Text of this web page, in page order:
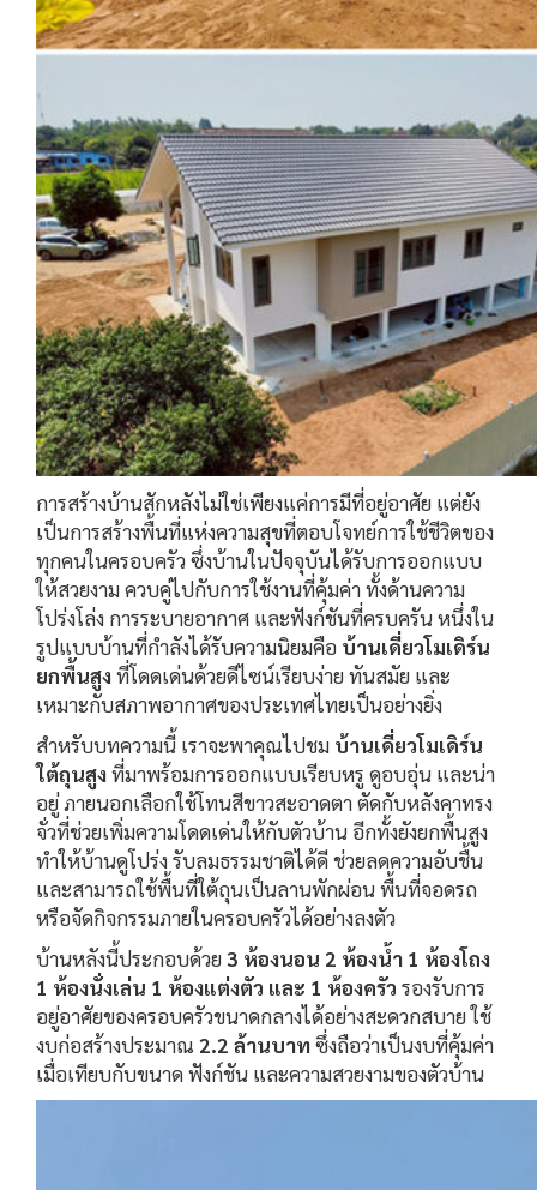
การสร้างบ้านสักหลังไม่ใช่เพียงแค่การมีที่อยู่อาศัย แต่ยัง
เป็นการสร้างพื้นที่แห่งความสุขที่ตอบโจทย์การใช้ชีวิตของ
ทุกคนในครอบครัว ซึ่งบ้านในปัจจุบันได้รับการออกแบบ
ให้สวยงาม ควบคู่ไปกับการใช้งานที่คุ้มค่า ทั้งด้านความ
โปร่งโล่ง การระบายอากาศ และฟังก์ชันที่ครบครัน หนึ่งใน
รูปแบบบ้านที่กำลังได้รับความนิยมคือ บ้านเดี่ยวโมเดิร์น
ยกพื้นสูงที่โดดเด่นด้วยดีไซน์เรียบง่าย ทันสมัย และ
เหมาะกับสภาพอากาศของประเทศไทยเป็นอย่างยิ่ง
สำหรับบทความนี้ เราจะพาคุณไปชม บ้านเดี่ยวโมเดิร์น
ใต้ถุนสูงที่มาพร้อมการออกแบบเรียบหรู ดูอบอุ่น และน่า
อยู่ ภายนอกเลือกใช้โทนสีขาวสะอาดตา ตัดกับหลังคาทรง
จั่วที่ช่วยเพิ่มความโดดเด่นให้กับตัวบ้าน อีกทั้งยังยกพื้นสูง
ทำให้บ้านดูโปร่ง รับลมธรรมชาติได้ดี ช่วยลดความอับชื้น
และสามารถใช้พื้นที่ใต้ถุนเป็นลานพักผ่อน พื้นที่จอดรถ
หรือจัดกิจกรรมภายในครอบครัวได้อย่างลงตัว
บ้านหลังนี้ประกอบด้วย 3 ห้องนอน 2 ห้องน้ำ 1 ห้องโถง
1 ห้องนั่งเล่น 1 ห้องแต่งตัว และ 1 ห้องครัว รองรับการ
อยู่อาศัยของครอบครัวขนาดกลางได้อย่างสะดวกสบาย ใช้
งบก่อสร้างประมาณ 2.2 ล้านบาทซึ่งถือว่าเป็นงบที่คุ้มค่า
เมื่อเทียบกับขนาด ฟังก์ชัน และความสวยงามของตัวบ้าน